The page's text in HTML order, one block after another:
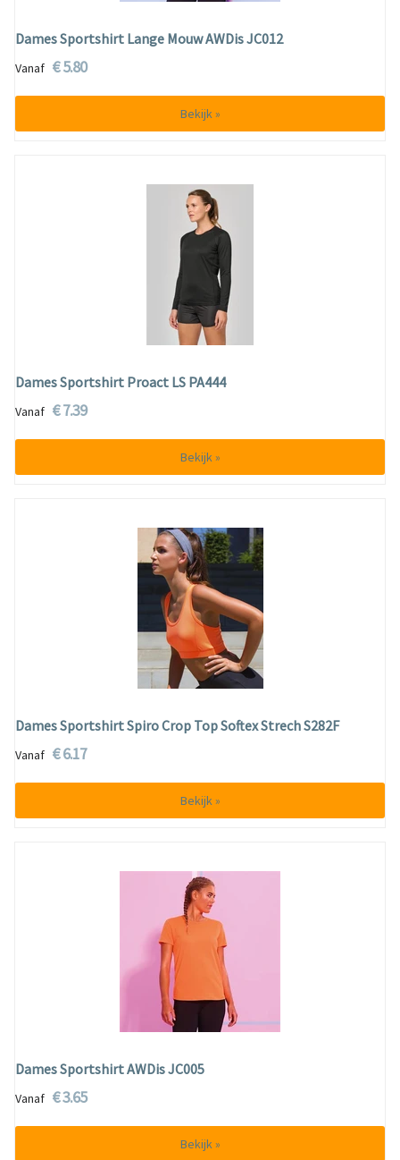
Dames Sportshirt Lange Mouw AWDis JC012
Vanaf € 5.80
Bekijk »
Dames Sportshirt Proact LS PA444
Vanaf € 7.39
Bekijk »
Dames Sportshirt Spiro Crop Top Softex Strech S282F
Vanaf € 6.17
Bekijk »
Dames Sportshirt AWDis JC005
Vanaf € 3.65
Bekijk »